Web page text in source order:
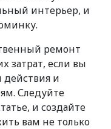
интерьер, и
ремонт
затрат, если вы
действия и
Следуйте
и создайте
вам не только